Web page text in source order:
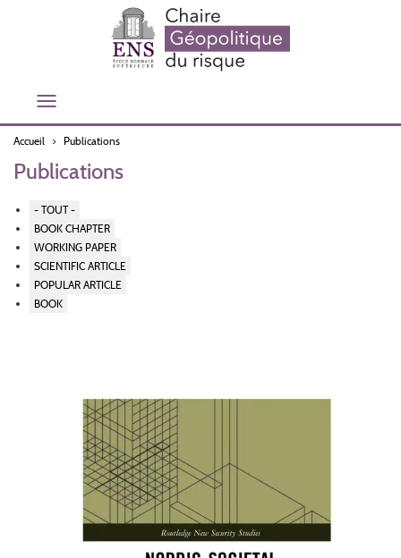
Toggle
Accueil
Publications
Publications
- TOUT -
BOOK CHAPTER
WORKING PAPER
SCIENTIFIC ARTICLE
POPULAR ARTICLE
BOOK